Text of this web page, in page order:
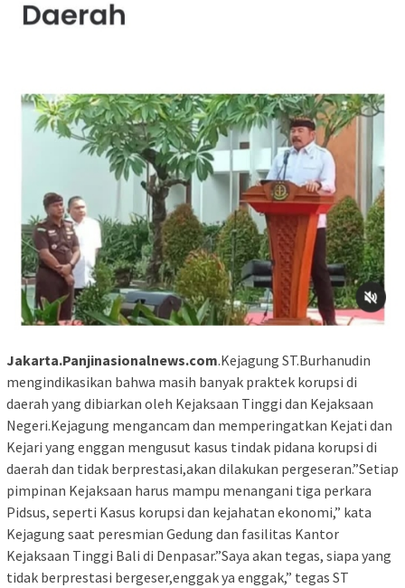
Jakarta.Panjinasionalnews.com.Kejagung ST.Burhanudin
mengindikasikan bahwa masih banyak praktek korupsi di
daerah yang dibiarkan oleh Kejaksaan Tinggi dan Kejaksaan
Negeri.Kejagung mengancam dan memperingatkan Kejati dan
Kejari yang enggan mengusut kasus tindak pidana korupsi di
daerah dan tidak berprestasi,akan dilakukan pergeseran.”Setiap
pimpinan Kejaksaan harus mampu menangani tiga perkara
Pidsus, seperti Kasus korupsi dan kejahatan ekonomi,” kata
Kejagung saat peresmian Gedung dan fasilitas Kantor
Kejaksaan Tinggi Bali di Denpasar.”Saya akan tegas, siapa yang
tidak berprestasi bergeser,enggak ya enggak,” tegas ST